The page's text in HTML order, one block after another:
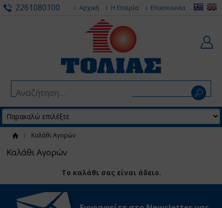
2261080100 Αρχική Η Εταιρία Επικοινωνία
Καλάθι Αγορών
Καλάθι Αγορών
Το καλάθι σας είναι άδειο.